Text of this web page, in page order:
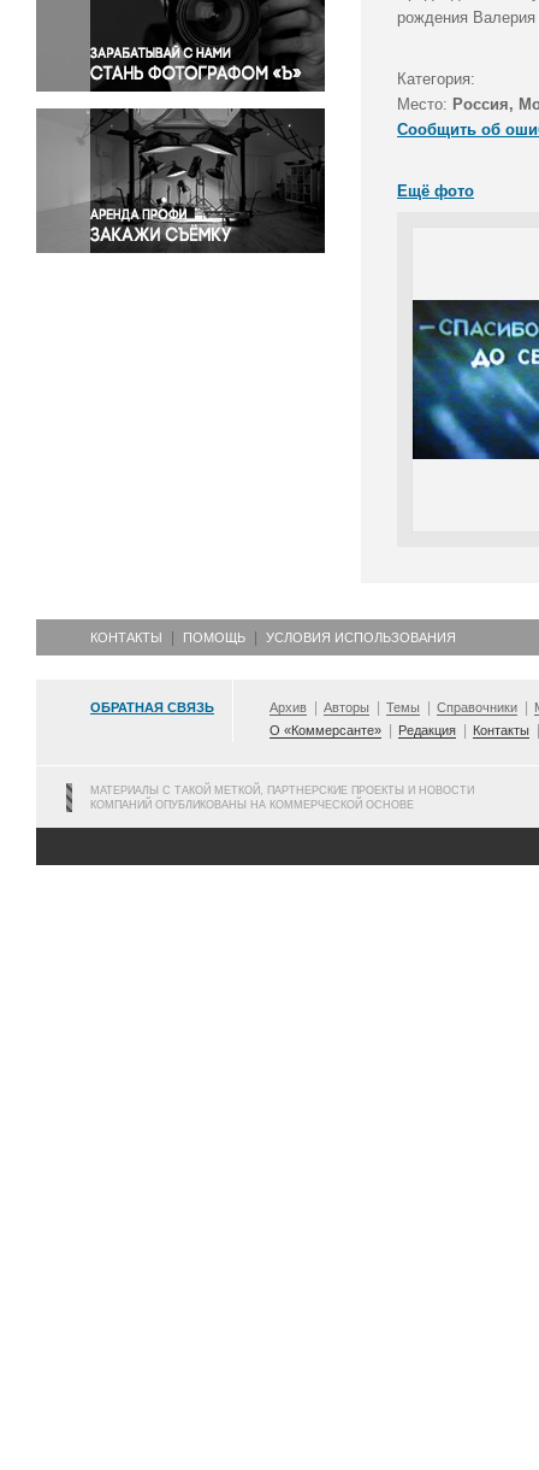
Правосудие
Происшествия и конфликты
Религия
Светская жизнь
Спорт
Экология
Экономика и бизнес
рождения
Категория:
Место: Россия,
Сообщить об
Ещё фото
КОНТАКТЫ ПОМОЩЬ УСЛОВИЯ ИСПОЛЬЗОВАНИЯ
ОБРАТНАЯ СВЯЗЬ Архив Авторы Темы Справочники
О «Коммерсанте»
Редакция Контакты
МАТЕРИАЛЫ С ТАКОЙ МЕТКОЙ, ПАРТНЕРСКИЕ ПРОЕКТЫ И НОВОСТИ
КОМПАНИЙ ОПУБЛИКОВАНЫ НА КОММЕРЧЕСКОЙ ОСНОВЕ